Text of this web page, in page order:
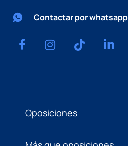
Contactar por whatsapp
Oposiciones